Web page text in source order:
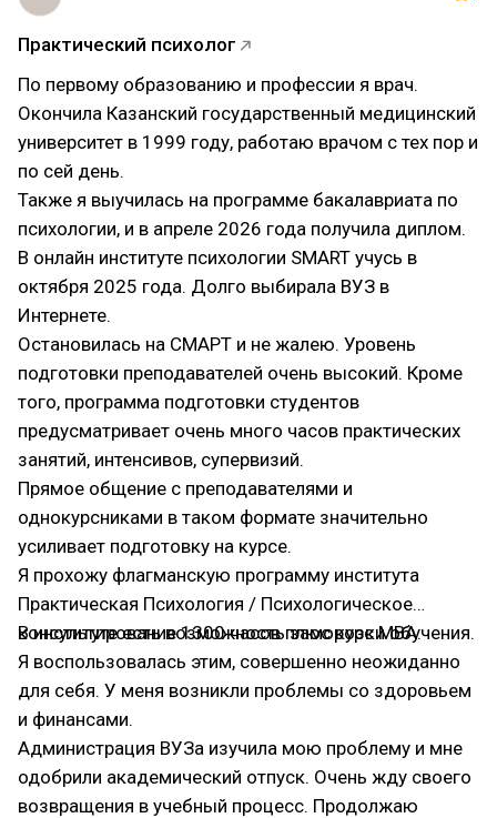
Практический психолог
По первому образованию и профессии я врач.
Окончила Казанский государственный медицинский
университет в 1999 году, работаю врачом с тех пор и
по сей день.
Также я выучилась на программе бакалавриата по
психологии, и в апреле 2026 года получила диплом.
В онлайн институте психологии SMART учусь в
октября 2025 года. Долго выбирала ВУЗ в
Интернете.
Остановилась на СМАРТ и не жалею. Уровень
подготовки преподавателей очень высокий. Кроме
того, программа подготовки студентов
предусматривает очень много часов практических
занятий, интенсивов, супервизий.
Прямое общение с преподавателями и
однокурсниками в таком формате значительно
усиливает подготовку на курсе.
Я прохожу флагманскую программу института
Практическая Психология / Психологическое
консультирование 1300 часов плюс курс MBA.
В институте есть возможность заморозки обучения.
Я воспользовалась этим, совершенно неожиданно
для себя. У меня возникли проблемы со здоровьем
и финансами.
Администрация ВУЗа изучила мою проблему и мне
одобрили академический отпуск. Очень жду своего
возвращения в учебный процесс. Продолжаю